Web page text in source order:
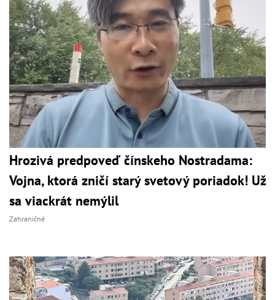
Hrozivá predpoveď čínskeho Nostradama:
Vojna, ktorá zničí starý svetový poriadok! Už
sa viackrát nemýlil
Zahraničné